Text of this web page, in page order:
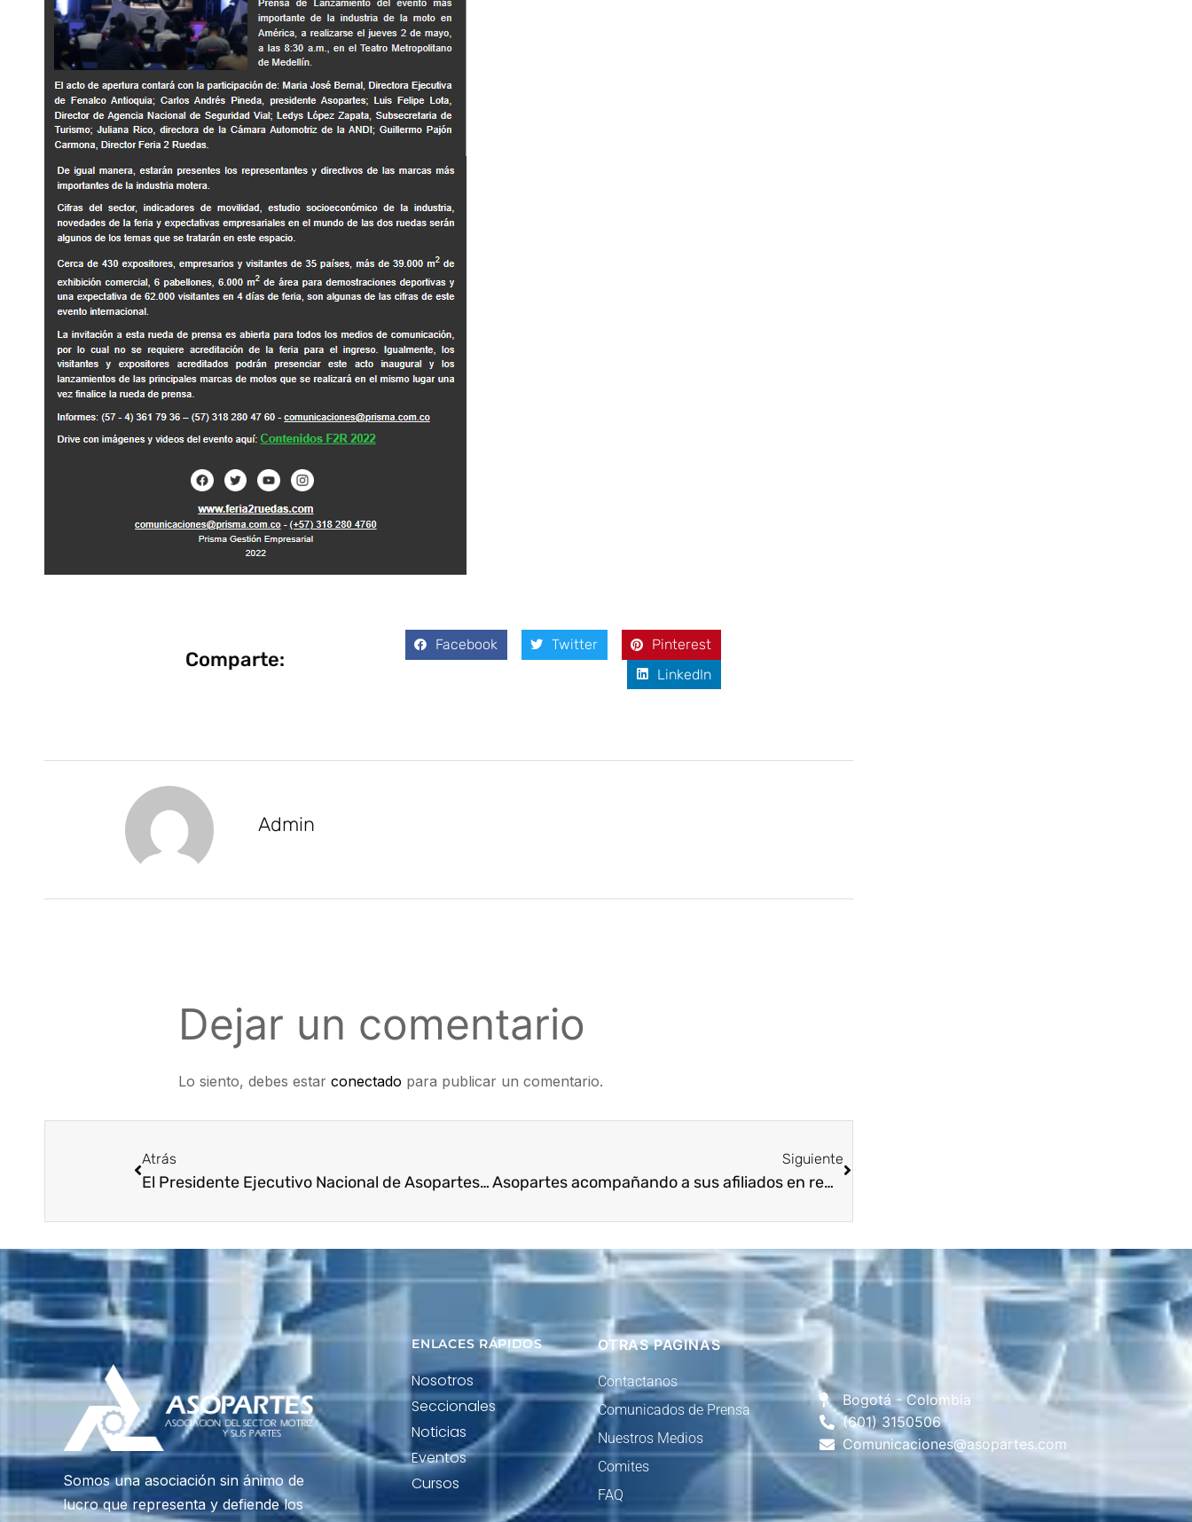
Comparte:
Facebook Twitter
Pinterest
LinkedIn
Admin
Dejar un comentario
Lo siento, debes estar conectado para publicar un comentario.
Atrás
El Presidente Ejecutivo Nacional de Asopartes Carlos Andrés Pineda Osorio @cpinedao con nuestro afiliado @casatoro.oficial
Siguiente
Asopartes acompañando a sus afiliados en representación de la Industria En Movimiento en este Gran Evento F2R
Somos una asociación sin ánimo de
lucro que representa y defiende los
ENLACES RÁPIDOS
Nosotros
Seccionales
Noticias
Eventos
Cursos
OTRAS PAGINAS
Contactanos
Comunicados de Prensa
Nuestros Medios
Comites
FAQ
Bogotá - Colombia
(601) 3150506
Comunicaciones@asopartes.com